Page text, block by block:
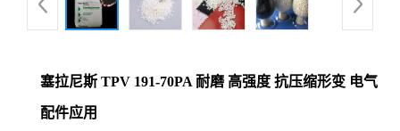
塞拉尼斯 TPV 191-70PA 耐磨 高强度 抗压缩形变 电气
配件应用